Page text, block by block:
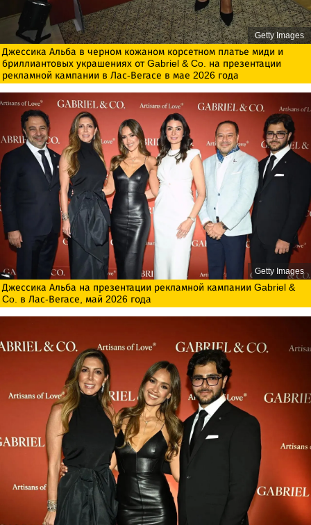
Getty Images
Джессика Альба в черном кожаном корсетном платье миди и
бриллиантовых украшениях от Gabriel & Co. на презентации
рекламной кампании в Лас-Вегасе в мае 2026 года
Getty Images
Джессика Альба на презентации рекламной кампании Gabriel &
Co. в Лас-Вегасе, май 2026 года